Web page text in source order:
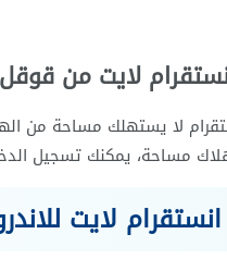
لايت من قوقل
لا يستهلك مساحة من
مساحة، يمكنك تسجيل
لايت